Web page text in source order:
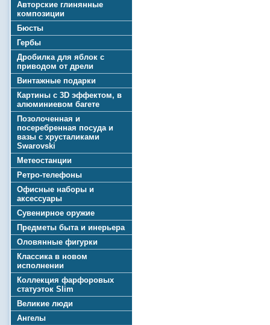
Авторские глинянные
композиции
Бюсты
Гербы
Дробилка для яблок с
приводом от дрели
Винтажные подарки
Картины с 3D эффектом, в
алюминиевом багете
Позолоченная и
посеребренная посуда и
вазы с хрусталиками
Swarovski
Метеостанции
Ретро-телефоны
Офисные наборы и
аксессуары
Сувенирное оружие
Предметы быта и инерьера
Оловянные фигурки
Классика в новом
исполнении
Коллекция фарфоровых
статуэток Slim
Великие люди
Ангелы